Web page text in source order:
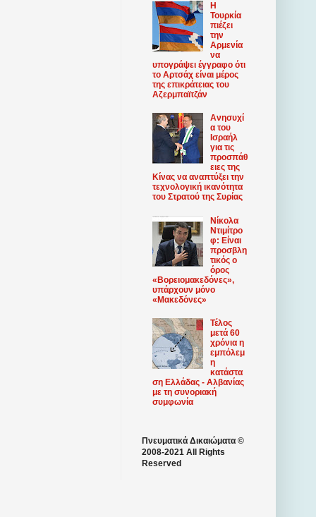
Η
Τουρκία
πιέζει
την
Αρμενία
να
υπογράψει έγγραφο ότι
το Αρτσάχ είναι μέρος
της επικράτειας του
Αζερμπαϊτζάν
Ανησυχί
α του
Ισραήλ
για τις
προσπάθ
ειες της
Κίνας να αναπτύξει την
τεχνολογική ικανότητα
του Στρατού της Συρίας
Νίκολα
Ντιμίτρο
φ: Είναι
προσβλη
τικός ο
όρος
«Βορειομακεδόνες»,
υπάρχουν μόνο
«Μακεδόνες»
Τέλος
μετά 60
χρόνια η
εμπόλεμ
η
κατάστα
ση Ελλάδας - Αλβανίας
με τη συνοριακή
συμφωνία
Πνευματικά Δικαιώματα ©
2008-2021 All Rights
Reserved